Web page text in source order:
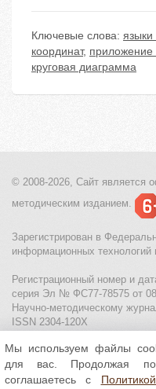
Ключевые слова:
координат, приложение
круговая диаграмма
© 2008-2026, Сайт является
методическим изданием.
Зарегистрирован в
информационных
Регистрационный номер и
серия Эл № ФС77-78575 от
Научно-методическому
ISSN 2304-120X
МЦИТО|Школьные
Политика использования
защиты персональных данных
Мы используем файлы
для вас. Продолжая
соглашаетесь с